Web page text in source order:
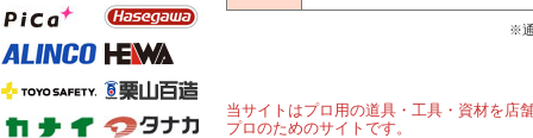
※
当サイトはプロ用の道具・工具・資材を店
プロのためのサイトです。